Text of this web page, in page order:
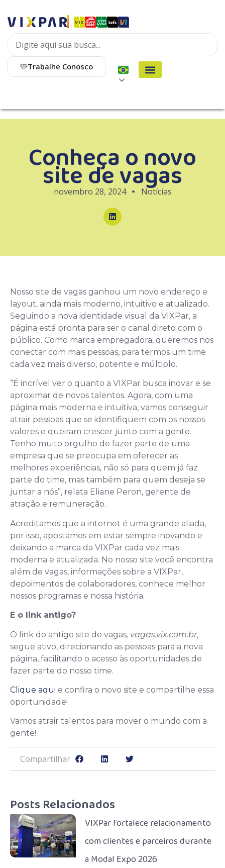
Trabalhe Conosco
Conheça o novo
site de vagas
novembro 28, 2024 Notícias
Nosso site de vagas ganhou um novo endereço e
layout, ainda mais moderno, intuitivo e atualizado.
Seguindo a nova identidade visual da VIXPar, a
página está pronta para ser o canal direto com o
público. Como marca empregadora, queremos nos
conectar com mais pessoas, para termos um time
cada vez mais diverso, potente e múltiplo.
“É incrível ver o quanto a VIXPar busca inovar e se
aproximar de novos talentos. Agora, com uma
página mais moderna e intuitiva, vamos conseguir
atrair pessoas que se identifiquem com os nossos
valores e queiram crescer junto com a gente.
Tenho muito orgulho de fazer parte de uma
empresa que se preocupa em oferecer as
melhores experiências, não só para quem já faz
parte do time, mas também para quem deseja se
juntar a nós”, relata Eliane Peron, gerente de
atração e remuneração.
Acreditamos que a internet é uma grande aliada,
por isso, apostamos em estar sempre inovando e
deixando a marca da VIXPar cada vez mais
moderna e atualizada. No nosso site você encontra
além de vagas, informações sobre a VIXPar,
depoimentos de colaboradores, conhece melhor
nossos programas e nossa história.
E o link antigo?
O link do antigo site de vagas, vagas.vix.com.br,
segue ativo, direcionando as pessoas para a nova
página, facilitando o acesso às oportunidades de
fazer parte do nosso time.
Clique aqui e confira o novo site e compartilhe essa
oportunidade!
Vamos atrair talentos para mover o mundo com a
gente!
Compartilhar
Posts Relacionados
VIXPar fortalece relacionamento
com clientes e parceiros durante
a Modal Expo 2026